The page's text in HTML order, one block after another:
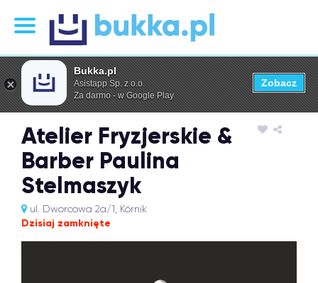
Atelier Fryzjerskie &
Barber Paulina
Stelmaszyk
ul. Dworcowa 2a/1, Kórnik
Dzisiaj zamknięte
Bukka.pl
Asistapp Sp. z o.o.
Za darmo - w Google Play
Zobacz